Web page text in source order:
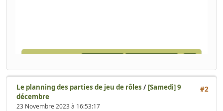
#2
Le planning des parties de jeu de rôles / [Samedi] 9
décembre
23 Novembre 2023 à 16:53:17